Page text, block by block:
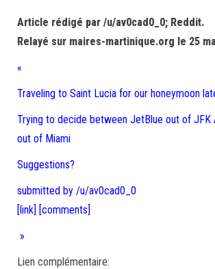
Article rédigé par /u/av0cad0_0; Reddit.
Relayé sur maires-martinique.org le 25
«
Traveling to Saint Lucia for our honeymoon
Trying to decide between JetBlue out of JFK
out of Miami
Suggestions?
submitted by /u/av0cad0_0
[link] [comments]
»
Lien complémentaire: